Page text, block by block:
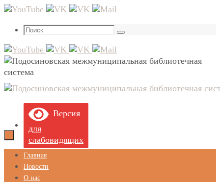
Перейти
содержимому
Что
Поиск
Версия
для
слабовидящих
Перейти
содержимому
Главная
Новости
О нас